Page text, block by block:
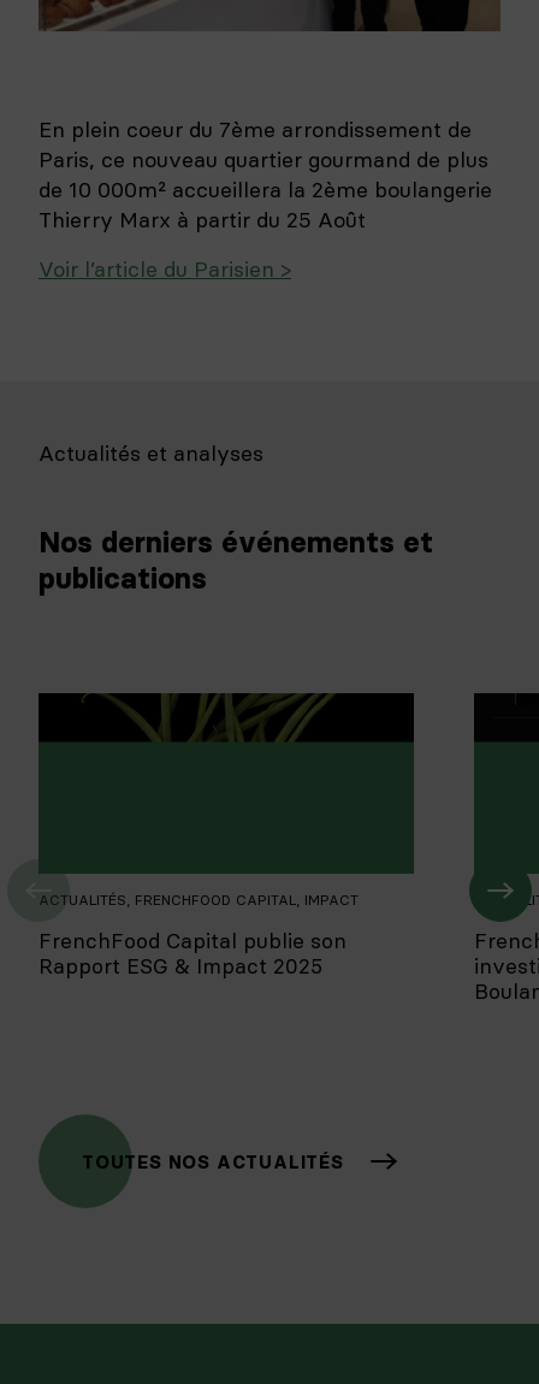
En plein coeur du 7ème arrondissement de
Paris, ce nouveau quartier gourmand de plus
de 10 000m² accueillera la 2ème boulangerie
Thierry Marx à partir du 25 Août
Voir l’article du Parisien >
Actualités et analyses
Nos derniers événements et
publications
ACTUALITÉS FRENCHFOOD CAPITAL IMPACT
FrenchFood Capital publie son
Rapport ESG & Impact 2025
TOUTES NOS ACTUALITÉS